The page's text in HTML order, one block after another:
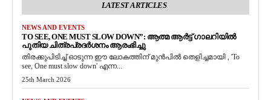
LATEST ARTICLES
NEWS AND EVENTS
TO SEE, ONE MUST SLOW DOWN”: ആത്മ ആർട്ട് ഗാലറിയിൽ
പുതിയ ചിത്രപ്രദർശനം ആരംഭിച്ചു
തിരക്കുപിടിച്ച് ഓടുന്ന ഈ ലോകത്തിന് മുൻപിൽ തെളിച്ചമായി , 'To
see, One must slow down' എന്ന...
25th March 2026